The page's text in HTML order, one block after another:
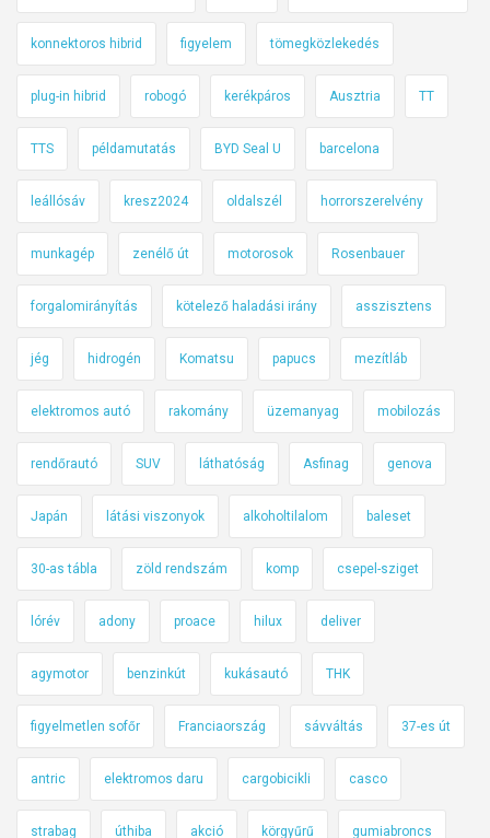
konnektoros hibrid figyelem tömegközlekedés
plug-in hibrid robogó kerékpáros Ausztria TT
TTS példamutatás BYD Seal U barcelona
leállósáv kresz2024 oldalszél horrorszerelvény
munkagép zenélő út motorosok Rosenbauer
forgalomirányítás kötelező haladási irány asszisztens
jég hidrogén Komatsu papucs mezítláb
elektromos autó rakomány üzemanyag mobilozás
rendőrautó SUV láthatóság Asfinag genova
Japán látási viszonyok alkoholtilalom baleset
30-as tábla zöld rendszám komp csepel-sziget
lórév adony proace hilux deliver
agymotor benzinkút kukásautó THK
figyelmetlen sofőr Franciaország sávváltás 37-es út
antric elektromos daru cargobicikli casco
strabag úthiba akció körgyűrű gumiabroncs